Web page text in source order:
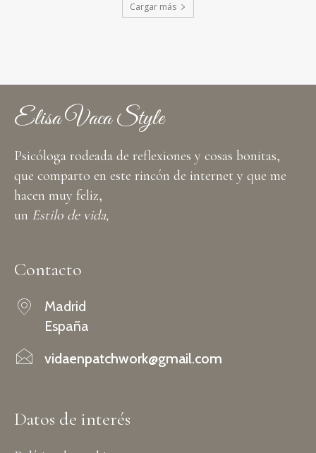
Cargar más
Elisa Vaca Style
Psicóloga rodeada de reflexiones y cosas bonitas,
que comparto en este rincón de internet y que me
hacen muy feliz,
un Estilo de vida,
Contacto
Madrid
España
vidaenpatchwork@gmail.com
Datos de interés